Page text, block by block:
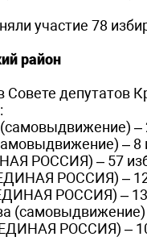
участие 78
район
Совете депутатов
–
– 8
РОССИЯ) – 57
РОССИЯ) – 12
РОССИЯ) – 13
(самовыдвижение)
РОССИЯ) – 10